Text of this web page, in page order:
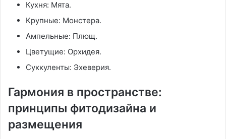
Кухня: Мята․
Крупные: Монстера․
Ампельные: Плющ․
Цветущие: Орхидея․
Суккуленты: Эхеверия․
Гармония в пространстве:
принципы фитодизайна и
размещения